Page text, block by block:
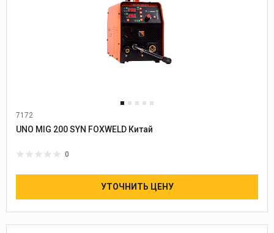
7172
Диаметр проволоки: 0,6-1,0 UNO MIG 200 SYN FOXWELD Китай
0
УТОЧНИТЬ ЦЕНУ